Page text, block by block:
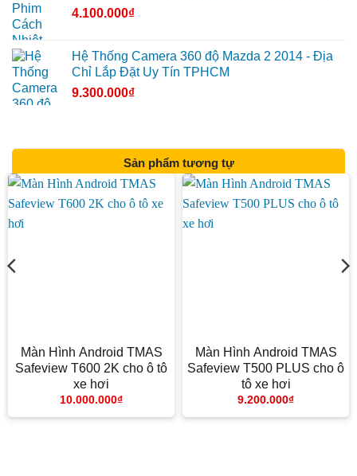
4.100.000₫
Hệ Thống Camera 360 độ Mazda 2 2014 - Địa
Chỉ Lắp Đặt Uy Tín TPHCM
9.300.000₫
Sản phẩm tương tự
Màn Hình Android TMAS
Safeview T600 2K cho ô tô
xe hơi
10.000.000₫
Màn Hình Android TMAS
Safeview T500 PLUS cho ô
tô xe hơi
9.200.000₫